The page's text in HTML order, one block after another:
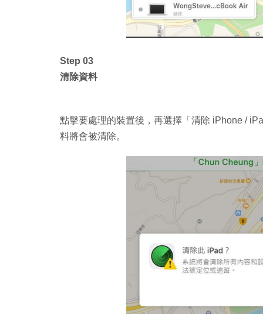
Step 03
清除資料
點擊要處理的裝置後，再選擇「清除 iPhone /
料將會被清除。